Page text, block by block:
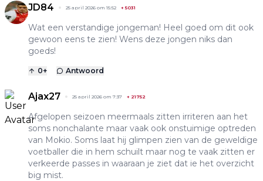
JD84 25 april 2026 om 15:52 + 5031
Wat een verstandige jongeman! Heel goed om dit ook
gewoon eens te zien! Wens deze jongen niks dan
goeds!
0+ Antwoord
Ajax27 25 april 2026 om 7:37 + 21752
Afgelopen seizoen meermaals zitten irriteren aan het
soms nonchalante maar vaak ook onstuimige optreden
van Mokio. Soms laat hij glimpen zien van de geweldige
voetballer die in hem schuilt maar nog te vaak zitten er
verkeerde passes in waaraan je ziet dat ie het overzicht
big mist.